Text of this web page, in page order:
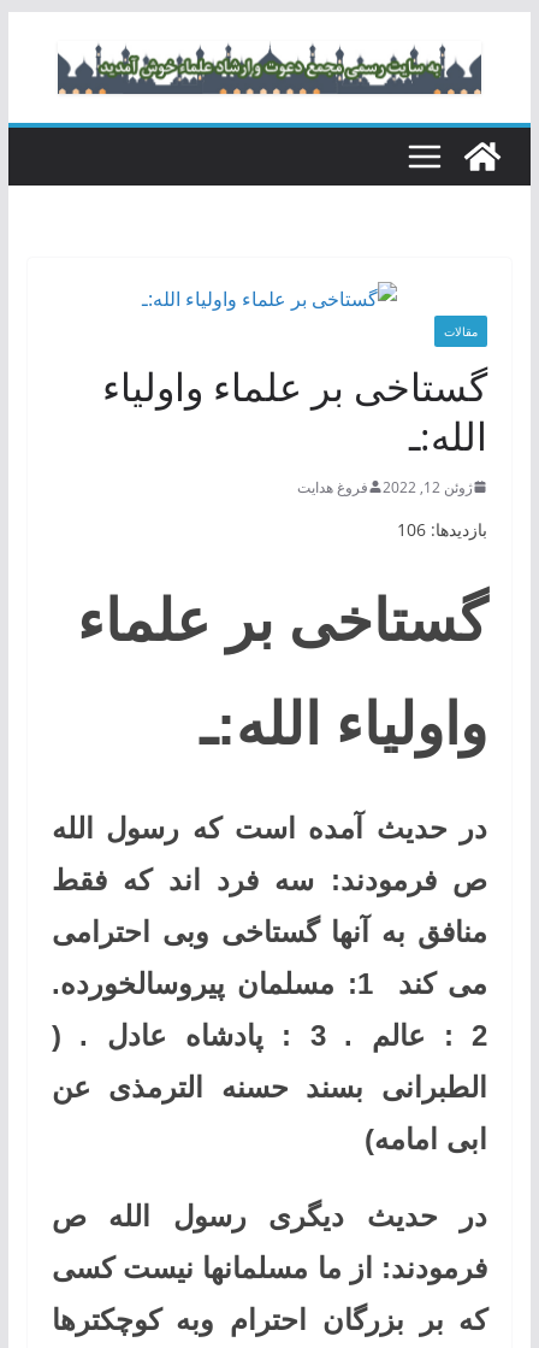
مقالات
گستاخی بر علماء واولیاء
الله:ـ
ژوئن 12, 2022 فروغ هدایت
بازدیدها: 106
گستاخی بر علماء
واولیاء الله:ـ
در حدیث آمده است که رسول الله
ص فرمودند: سه فرد اند که فقط
منافق به آنها گستاخی وبی احترامی
می کند 1: مسلمان پیروسالخورده.
2 : عالم . 3 : پادشاه عادل . (
الطبرانی بسند حسنه الترمذی عن
ابی امامه)
در حدیث دیگری رسول الله ص
فرمودند: از ما مسلمانها نیست کسی
که بر بزرگان احترام وبه کوچکترها